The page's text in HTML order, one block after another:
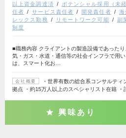
以上資金調達済
ポテンシャル採用（未経
任者
サービス責任者 開発責任者 海
レックス勤務
リモートワーク可能 副
制度
■職務内容 クライアントの製造設備であった
気・ガス・水道・通信等の社会インフラで用
は、スマート化お…
会社概要
・世界有数の総合系コンサルテ
拠点 ・約15万人以上のスペシャリスト在籍 ・
興味あり